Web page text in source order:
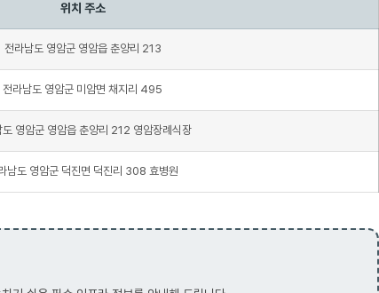
위치 주소
전라남도 영암군 영암읍 춘양리 213
전라남도 영암군 미암면 채지리 495
도 영암군 영암읍 춘양리 212 영암장례식장
남도 영암군 덕진면 덕진리 308 효병원